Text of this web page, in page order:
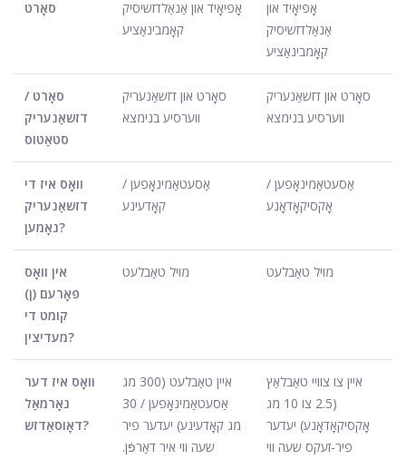
סאָרט
אָפּיאָיד און אַנאַלדזשיסיק
קאָמבינאַציע
אָפּיאָיד און
אַנאַלדזשיסיק
קאָמבינאַציע
סאָרט /
דזשאַנעריק
סטאַטוס
סאָרט און דזשאַנעריק
ווערסיע בנימצא
סאָרט און דזשאַנעריק
ווערסיע בנימצא
וואָס איז די
דזשאַנעריק
נאָמען?
אַסעטאַמינאָפען /
קאָדעינע
אַסעטאַמינאָפען /
אָקסיקאָדאָנע
אין וואָס
פאָרעם (ן)
קומט די
מעדיצין?
מויל טאַבלעט מויל טאַבלעט
וואָס איז דער
נאָרמאַל
דאָוסאַדזש?
איין טאַבלעט (300 מג
אַסעטאַמינאָפען / 30
מג קאָדעינע) יעדער פיר
שעה ווי איר דאַרפֿן.
איין צו צוויי טאַבלאַץ
(2.5 צו 10 מג
אָקסיקאָדאָנע) יעדער
פיר-זעקס שעה ווי